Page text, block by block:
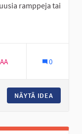
ramppeja tai
0
NÄYTÄ IDEA